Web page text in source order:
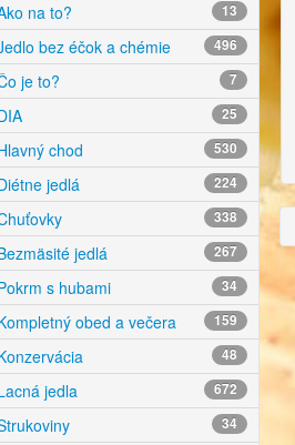
na to? 13
bez éčok a chémie 496
je to? 7
25
chod 530
jedlá 224
338
jedlá 267
s hubami 34
obed a večera 159
48
jedla 672
34